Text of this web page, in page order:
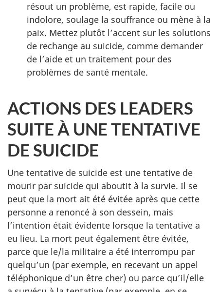
résout un problème, est rapide, facile ou
indolore, soulage la souffrance ou mène à la
paix. Mettez plutôt l’accent sur les solutions
de rechange au suicide, comme demander
de l’aide et un traitement pour des
problèmes de santé mentale.
ACTIONS DES LEADERS
SUITE À UNE TENTATIVE
DE SUICIDE
Une tentative de suicide est une tentative de
mourir par suicide qui aboutit à la survie. Il se
peut que la mort ait été évitée après que cette
personne a renoncé à son dessein, mais
l’intention était évidente lorsque la tentative a
eu lieu. La mort peut également être évitée,
parce que le/la militaire a été interrompu par
quelqu’un (par exemple, en recevant un appel
téléphonique d’un être cher) ou parce qu’il/elle